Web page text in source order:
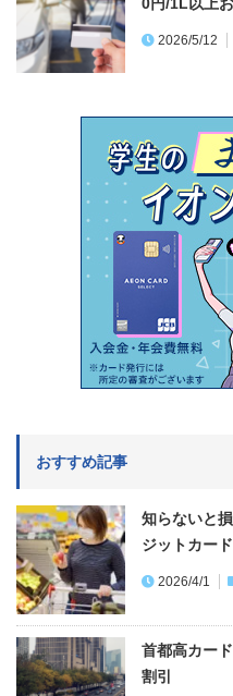
2026/5/12
おすすめ記事
知らないと
ジットカー
2026/4/1
首都高カー
割引